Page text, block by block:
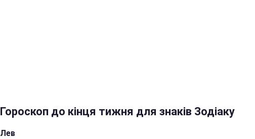
Гороскоп до кінця тижня для знаків Зодіаку
Лев